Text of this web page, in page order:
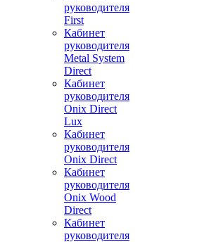
руководителя
First
Кабинет
руководителя
Metal System
Direct
Кабинет
руководителя
Onix Direct
Lux
Кабинет
руководителя
Onix Direct
Кабинет
руководителя
Onix Wood
Direct
Кабинет
руководителя